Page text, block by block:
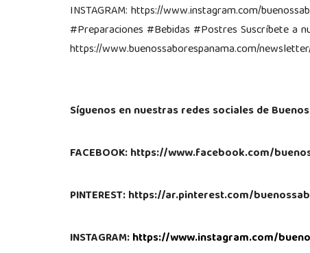
INSTAGRAM: https://www.instagram.com/
#Preparaciones #Bebidas #Postres Suscríbete a
https://www.buenossaborespanama.com/
Síguenos en nuestras redes sociales de
FACEBOOK: https://www.facebook.com/
PINTEREST: https://ar.pinterest.com/
INSTAGRAM:https://www.instagram.com/